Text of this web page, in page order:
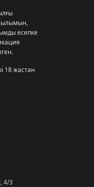
есепке
18 жастан
4/3